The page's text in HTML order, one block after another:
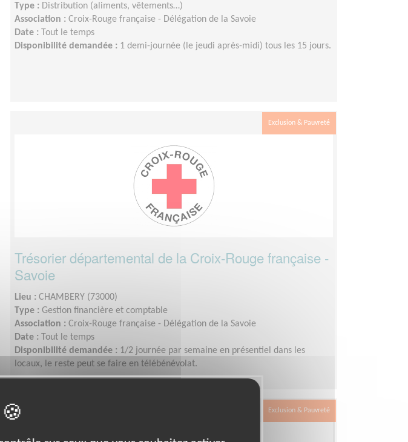
Type : Distribution (aliments, vêtements…)
Association : Croix-Rouge française - Délégation de la Savoie
Date :
Tout le temps
Disponibilité demandée : 1 demi-journée (le jeudi après-midi) tous les 15 jours.
Exclusion & Pauvreté
Trésorier départemental de la Croix-Rouge française -
Savoie
Lieu : CHAMBERY (73000)
Type : Gestion financière et comptable
Association : Croix-Rouge française - Délégation de la Savoie
Date :
Tout le temps
Disponibilité demandée : 1/2 journée par semaine en présentiel dans les
locaux, le reste peut se faire en télébénévolat.
Exclusion & Pauvreté